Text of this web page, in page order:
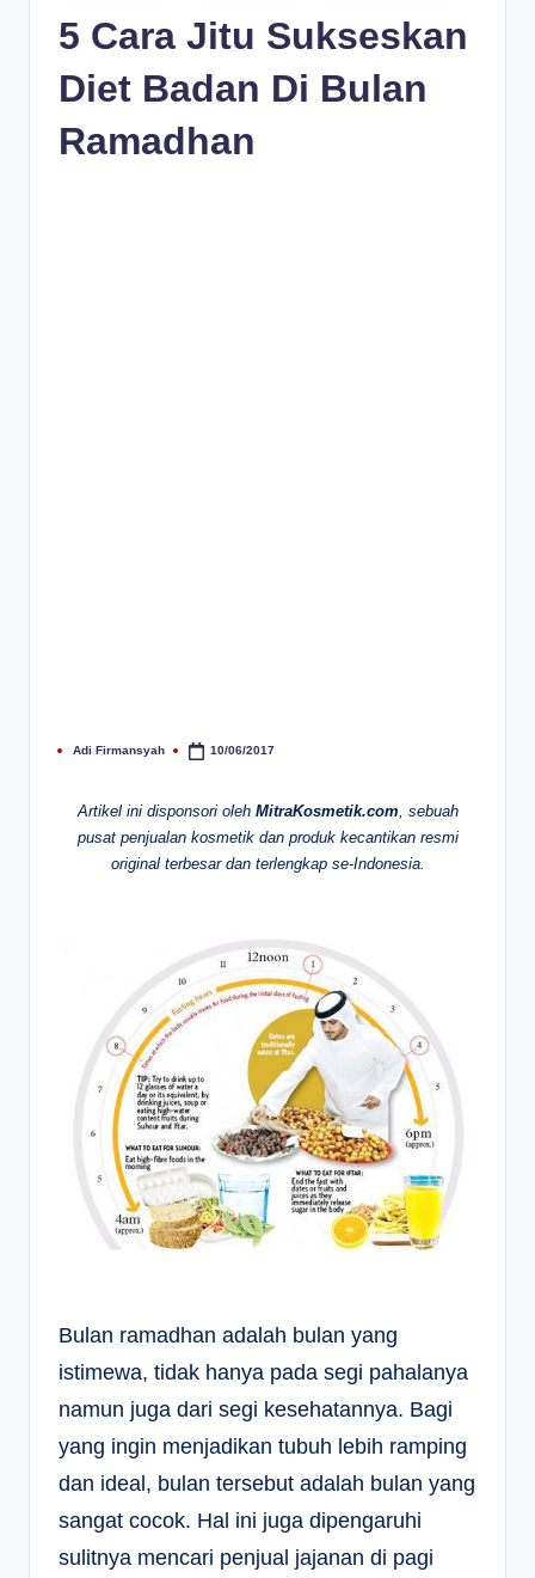
5 Cara Jitu Sukseskan
Diet Badan Di Bulan
Ramadhan
Posted
Adi Firmansyah 10/06/2017
Artikel ini disponsori oleh MitraKosmetik.com , sebuah
pusat penjualan kosmetik dan produk kecantikan resmi
original terbesar dan terlengkap se-Indonesia.
Bulan ramadhan adalah bulan yang
istimewa, tidak hanya pada segi pahalanya
namun juga dari segi kesehatannya. Bagi
yang ingin menjadikan tubuh lebih ramping
dan ideal, bulan tersebut adalah bulan yang
sangat cocok. Hal ini juga dipengaruhi
sulitnya mencari penjual jajanan di pagi